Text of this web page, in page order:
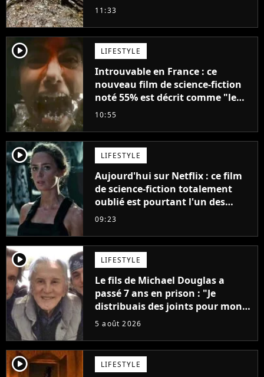
11:33
player2 LIFESTYLE
Introuvable en France : ce
nouveau film de science-fiction
noté 55% est décrit comme "le
plus stupide de l'année"
10:55
player2 LIFESTYLE
Aujourd'hui sur Netflix : ce film
de science-fiction totalement
oublié est pourtant l'un des
meilleurs des années 2010
09:23
player2 LIFESTYLE
Le fils de Michael Douglas a
passé 7 ans en prison : "Je
distribuais des joints pour mon
père"
5 août 2026
player2 LIFESTYLE